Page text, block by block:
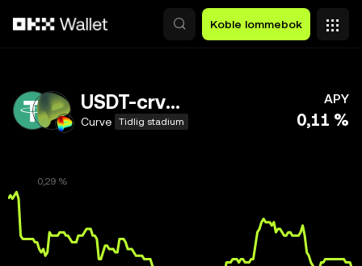
Koble lommebok
USDT-crvUSD
Curve Tidlig stadium
APY
0,11 %